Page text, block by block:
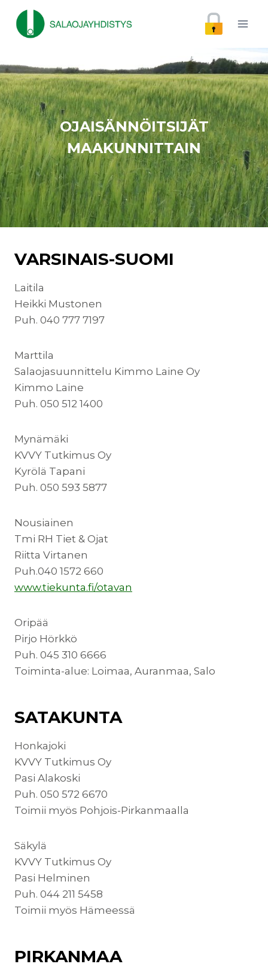
sisältöön
OJAISÄNNÖITSIJÄT
MAAKUNNITTAIN
VARSINAIS-SUOMI
Laitila
Heikki Mustonen
Puh. 040 777 7197
Marttila
Salaojasuunnittelu Kimmo Laine Oy
Kimmo Laine
Puh. 050 512 1400
Mynämäki
KVVY Tutkimus Oy
Kyrölä Tapani
Puh. 050 593 5877
Nousiainen
Tmi RH Tiet & Ojat
Riitta Virtanen
Puh.040 1572 660
www.tiekunta.fi/otavan
Oripää
Pirjo Hörkkö
Puh. 045 310 6666
Toiminta-alue: Loimaa, Auranmaa, Salo
SATAKUNTA
Honkajoki
KVVY Tutkimus Oy
Pasi Alakoski
Puh. 050 572 6670
Toimii myös Pohjois-Pirkanmaalla
Säkylä
KVVY Tutkimus Oy
Pasi Helminen
Puh. 044 211 5458
Toimii myös Hämeessä
PIRKANMAA